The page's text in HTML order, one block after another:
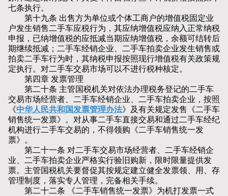
七条执行。
第十九条 出售方为单位或个体工商户的增值税固定业
户发生销售二手车应税行为，其应纳增值税应纳入正常纳税
申报，已纳增值税的应抵减当期应纳增值税，余额可结转后
期继续抵减；二手车经销企业、二手车拍卖企业发生销售或
拍卖二手车行为时，其纳税申报按照现行增值税有关政策规
定执行。对二手车交易市场可以不进行税种核定。
第四章 发票管理
第二十条 主管国税机关对依法办理税务登记的二手车
交易市场经营者、二手车经销企业、二手车拍卖企业，按照
《中华人民共和国发票管理办法》及有关规定发售《二手车
销售统一发票》。对从事二手车直接交易和通过二手车经纪
机构进行二手车交易的，不得领购《二手车销售统一发
票》。
第二十一条 对二手车交易市场经营者、二手车经销企
业、二手车拍卖企业严格实行验旧购新，限时限量提供发
票。主管国税机关要督促其按规定建立健全发票领、用、存
管理制度，落实专人管理，完备相关手续。
第二十二条 《二手车销售统一发票》为机打发票一式